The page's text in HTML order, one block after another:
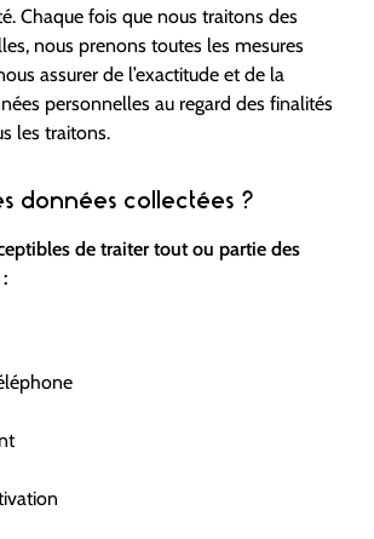
Chaque fois que nous traitons des
nous prenons toutes les mesures
assurer de l’exactitude et de la
personnelles au regard des finalités
les traitons.
données collectées ?
de traiter tout ou partie des